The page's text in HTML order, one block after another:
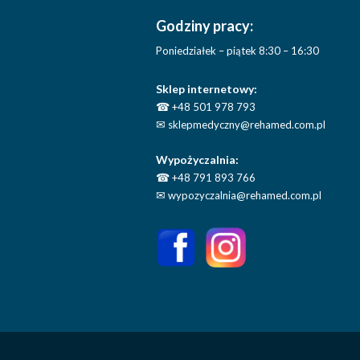
Godziny pracy:
Poniedziałek – piątek 8:30 – 16:30
Sklep internetowy:
☎+48 501 978 793
✉ sklepmedyczny@rehamed.com.pl
Wypożyczalnia:
☎+48 791 893 766
✉ wypozyczalnia@rehamed.com.pl